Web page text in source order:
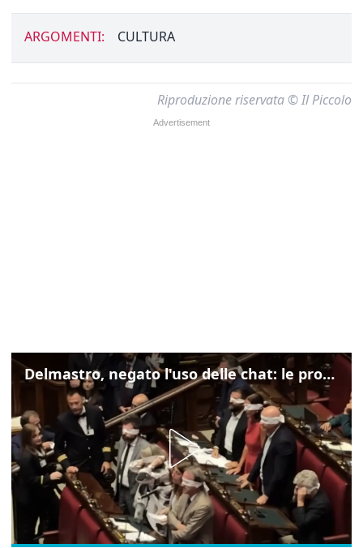
ARGOMENTI: CULTURA
Riproduzione riservata © Il Piccolo
Delmastro, negato l'uso delle chat: le proteste di Avs e M5s